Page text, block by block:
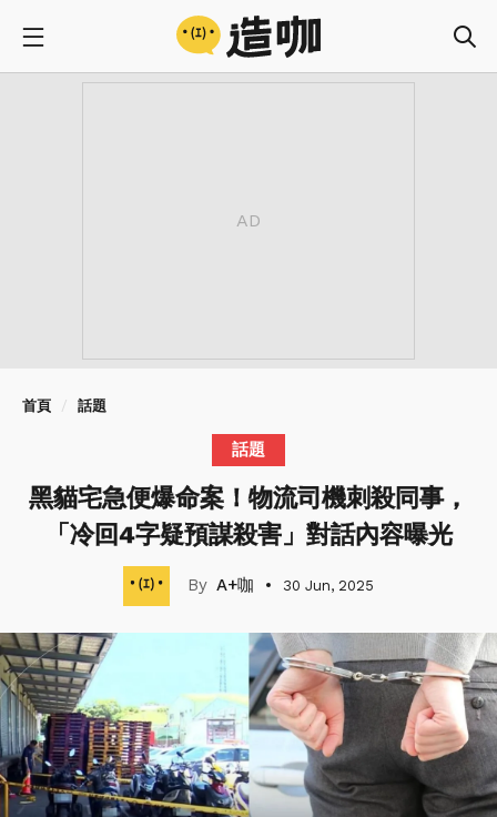
首頁 話題
話題
黑貓宅急便爆命案！物流司機刺殺同事，
「冷回4字疑預謀殺害」對話內容曝光
A+咖 30 Jun, 2025